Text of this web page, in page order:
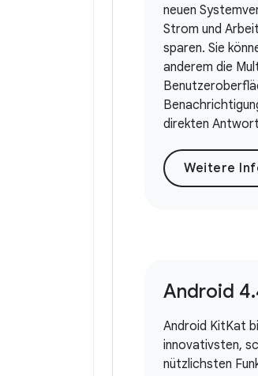
neuen
Strom und
sparen. Sie
anderem die
direkten
Android 4.
Android KitKat
innovativsten,
nützlichsten